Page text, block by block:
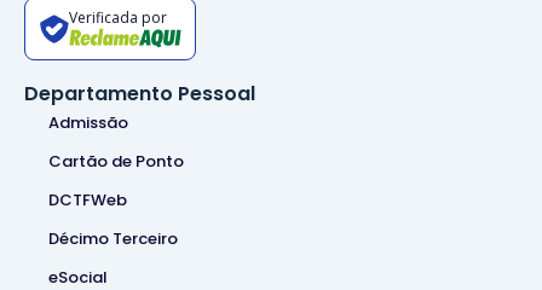
Verificada por
Departamento Pessoal
Admissão
Cartão de Ponto
DCTFWeb
Décimo Terceiro
eSocial